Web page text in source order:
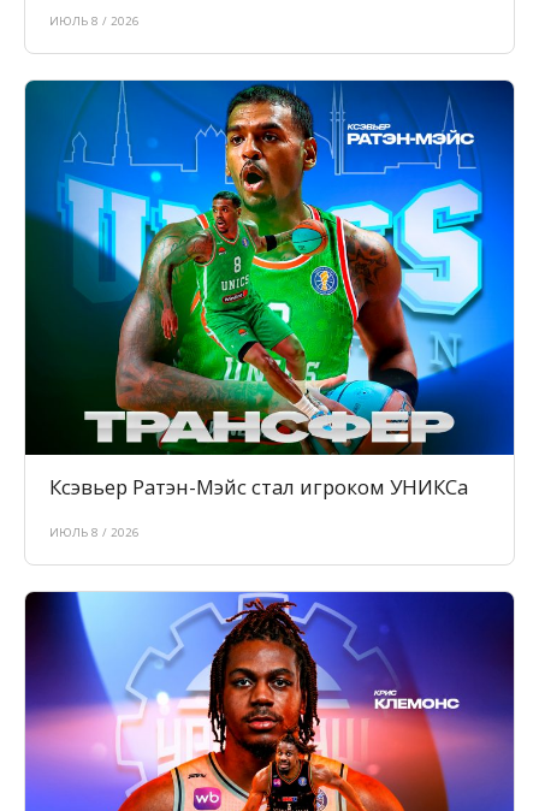
ИЮЛЬ 8 / 2026
Ксэвьер Ратэн-Мэйс стал игроком УНИКСа
ИЮЛЬ 8 / 2026